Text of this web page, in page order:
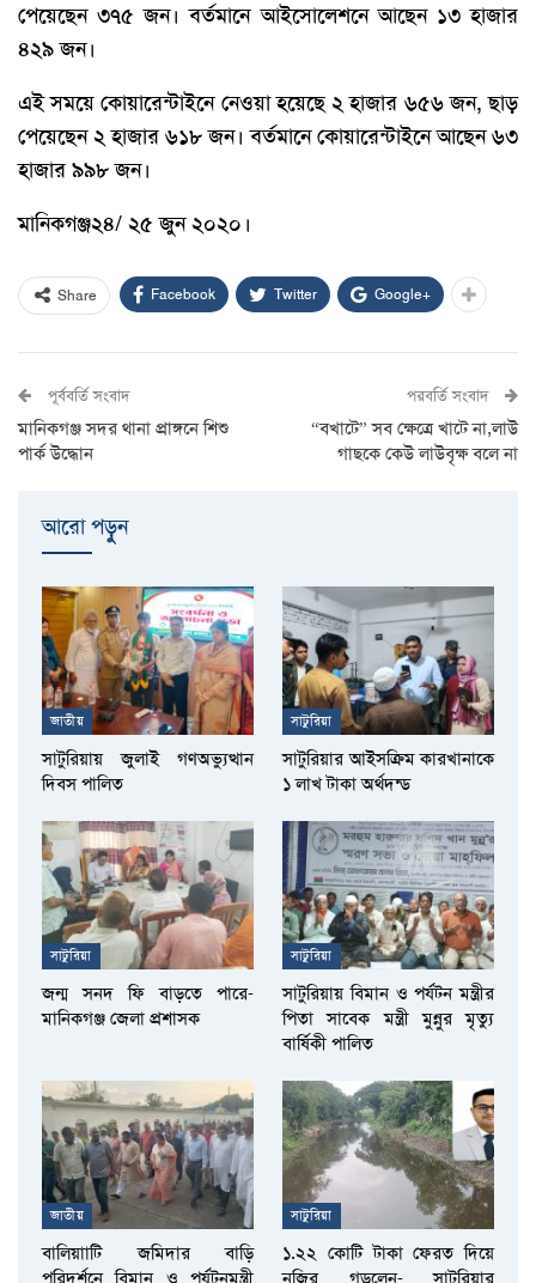
পেয়েছেন ৩৭৫ জন। বর্তমানে আইসোলেশনে আছেন ১৩ হাজার
৪২৯ জন।
এই সময়ে কোয়ারেন্টাইনে নেওয়া হয়েছে ২ হাজার ৬৫৬ জন, ছাড়
পেয়েছেন ২ হাজার ৬১৮ জন। বর্তমানে কোয়ারেন্টাইনে আছেন ৬৩
হাজার ৯৯৮ জন।
মানিকগঞ্জ২৪/ ২৫ জুন ২০২০।
Share Facebook Twitter Google+
পূর্ববর্তি সংবাদ
মানিকগঞ্জ সদর থানা প্রাঙ্গনে শিশু
পার্ক উদ্ধোন
পরবর্তি সংবাদ
“বখাটে” সব ক্ষেত্রে খাটে না,লাউ
গাছকে কেউ লাউবৃক্ষ বলে না
আরো পড়ুুন
জাতীয়
সাটুরিয়ায় জুলাই গণঅভ্যুত্থান
দিবস পালিত
সাটুরিয়া
সাটুরিয়ার আইসক্রিম কারখানাকে
১ লাখ টাকা অর্থদন্ড
সাটুরিয়া
জন্ম সনদ ফি বাড়তে পারে-
মানিকগঞ্জ জেলা প্রশাসক
সাটুরিয়া
সাটুরিয়ায় বিমান ও পর্যটন মন্ত্রীর
পিতা সাবেক মন্ত্রী মুন্নুর মৃত্যু
বার্ষিকী পালিত
জাতীয়
বালিয়াাটি জমিদার বাড়ি
পরিদর্শনে বিমান ও পর্যটনমন্ত্রী
সাটুরিয়া
১.২২ কোটি টাকা ফেরত দিয়ে
নজির গড়লেন- সাটুরিয়ার